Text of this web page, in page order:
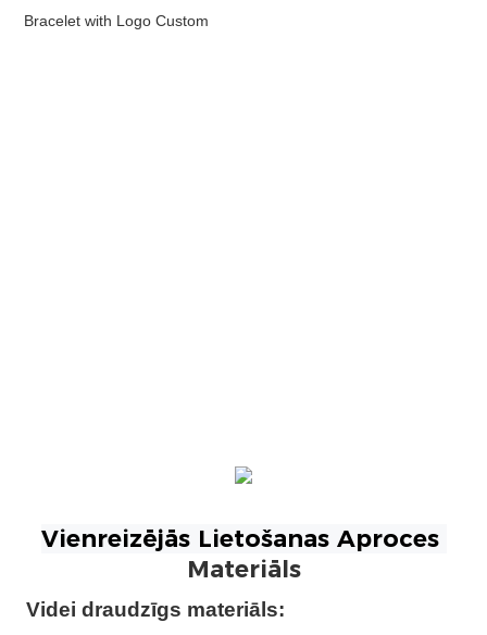
Materiāls
Videi draudzīgs materiāls: